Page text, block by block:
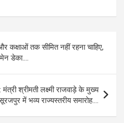
e
gr
a
m
ail py
Li
n
k
ar
कक्षाओं तक सीमित नहीं रहना चाहिए,
डेका….
मंत्री श्रीमती लक्ष्मी राजवाड़े के मुख्य
में भव्य राज्यस्तरीय समारोह….